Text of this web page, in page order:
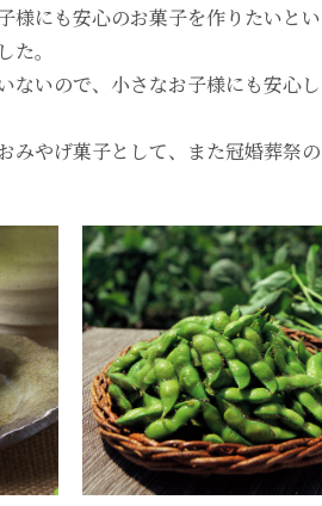
様にも安心のお菓子を作りたいとい
。
ないので、小さなお子様にも安心し
みやげ菓子として、また冠婚葬祭の